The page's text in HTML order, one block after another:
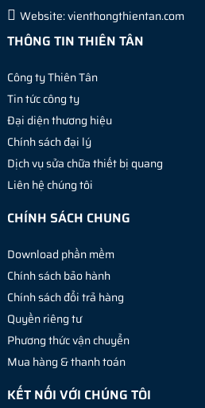
Website:vienthongthientan.com
THÔNG TIN THIÊN TÂN
Công ty Thiên Tân
Tin tức công ty
Đại diện thương hiệu
Chính sách đại lý
Dịch vụ sửa chữa thiết bị quang
Liên hệ chúng tôi
CHÍNH SÁCH CHUNG
Download phần mềm
Chính sách bảo hành
Chính sách đổi trả hàng
Quyền riêng tư
Phương thức vận chuyển
Mua hàng & thanh toán
KẾT NỐI VỚI CHÚNG TÔI